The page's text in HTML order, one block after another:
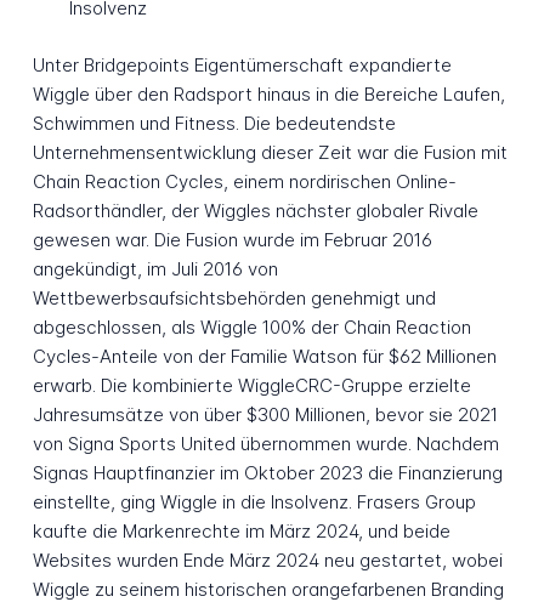
Insolvenz
Unter Bridgepoints Eigentümerschaft expandierte
Wiggle über den Radsport hinaus in die Bereiche Laufen,
Schwimmen und Fitness. Die bedeutendste
Unternehmensentwicklung dieser Zeit war die Fusion mit
Chain Reaction Cycles, einem nordirischen Online-
Radsorthändler, der Wiggles nächster globaler Rivale
gewesen war. Die Fusion wurde im Februar 2016
angekündigt, im Juli 2016 von
Wettbewerbsaufsichtsbehörden genehmigt und
abgeschlossen, als Wiggle 100% der Chain Reaction
Cycles-Anteile von der Familie Watson für $62 Millionen
erwarb. Die kombinierte WiggleCRC-Gruppe erzielte
Jahresumsätze von über $300 Millionen, bevor sie 2021
von Signa Sports United übernommen wurde. Nachdem
Signas Hauptfinanzier im Oktober 2023 die Finanzierung
einstellte, ging Wiggle in die Insolvenz. Frasers Group
kaufte die Markenrechte im März 2024, und beide
Websites wurden Ende März 2024 neu gestartet, wobei
Wiggle zu seinem historischen orangefarbenen Branding